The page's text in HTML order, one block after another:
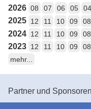
2026 08 07 06 05 04
2025 12 11 10 09 08
2024 12 11 10 09 08
2023 12 11 10 09 08
mehr...
Partner und Sponsoren